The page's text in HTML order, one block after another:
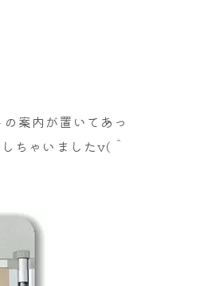
案内が置いてあっ
ちゃいましたv(＾